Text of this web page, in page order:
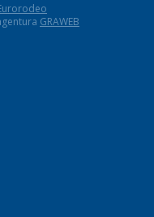
GRAWEB